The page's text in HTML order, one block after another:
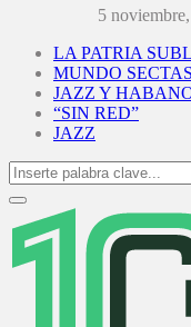
5
LA PATRIA
MUNDO SECTAS
JAZZ Y
“SIN RED”
JAZZ
Search
for:
Primary
Menu